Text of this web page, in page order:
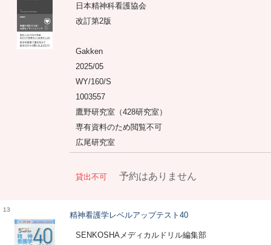
日本精神科看護協会
改訂第2版
Gakken
2025/05
WY/160/S
1003557
鷹野研究室（428研究室）
専有資料のため閲覧不可
広尾研究室
貸出不可 予約はありません
13
精神看護学レベルアップテスト40
SENKOSHAメディカルドリル編集部